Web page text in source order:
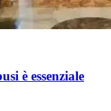
è essenziale